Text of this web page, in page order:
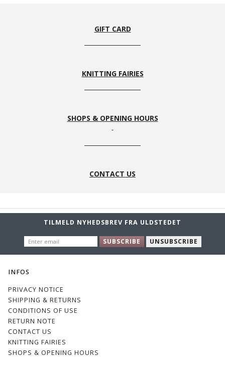
GIFT CARD
KNITTING FAIRIES
SHOPS & OPENING HOURS
CONTACT US
TILMELD NYHEDSBREV FRA ULDSTEDET
EMAIL
SUBSCRIBE UNSUBSCRIBE
INFOS
PRIVACY NOTICE
SHIPPING & RETURNS
CONDITIONS OF USE
RETURN NOTE
CONTACT US
KNITTING FAIRIES
SHOPS & OPENING HOURS